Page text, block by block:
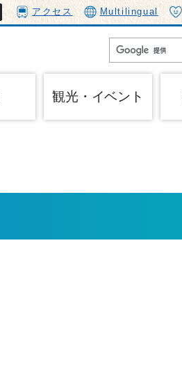
アクセス Multilingual
観光・イベント